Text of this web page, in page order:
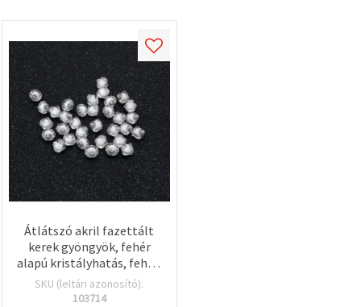
Átlátszó akril fazettált
kerek gyöngyök, fehér
alapú kristályhatás, fehér,
8x8 mm, furat 2 mm – 50
g (~240 db)
SKU (leltári azonosító):
103714